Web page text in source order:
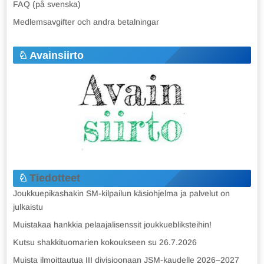
FAQ (på svenska)
Medlemsavgifter och andra betalningar
Avainsiirto
Tiedotteet
Joukkuepikashakin SM-kilpailun käsiohjelma ja palvelut on
julkaistu
Muistakaa hankkia pelaajalisenssit joukkuebliksteihin!
Kutsu shakkituomarien kokoukseen su 26.7.2026
Muista ilmoittautua III divisioonaan JSM-kaudelle 2026–2027